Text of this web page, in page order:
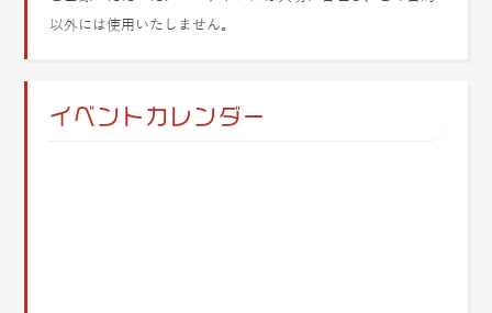
以外には使用いたしません。
イベントカレンダー